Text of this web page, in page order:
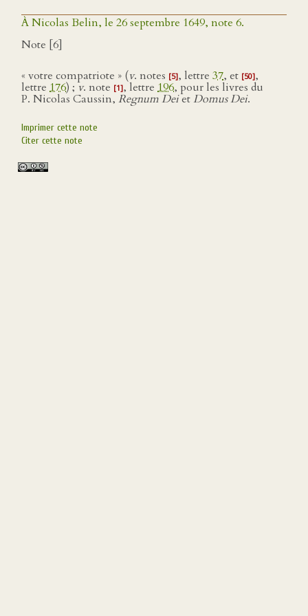
À Nicolas Belin, le 26 septembre 1649, note 6.
Note [6]
« votre compatriote » (v. notes [5], lettre 37, et [50],
lettre 176) ; v. note [1], lettre 196, pour les livres du
P. Nicolas Caussin, Regnum DeietDomus Dei.
Imprimer cette note
Citer cette note